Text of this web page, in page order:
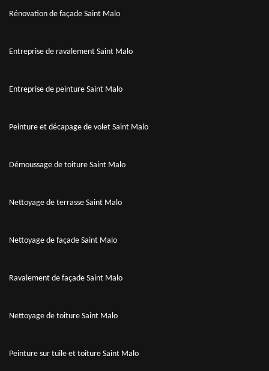
Rénovation de façade Saint Malo
Entreprise de ravalement Saint Malo
Entreprise de peinture Saint Malo
Peinture et décapage de volet Saint Malo
Démoussage de toiture Saint Malo
Nettoyage de terrasse Saint Malo
Nettoyage de façade Saint Malo
Ravalement de façade Saint Malo
Nettoyage de toiture Saint Malo
Peinture sur tuile et toiture Saint Malo